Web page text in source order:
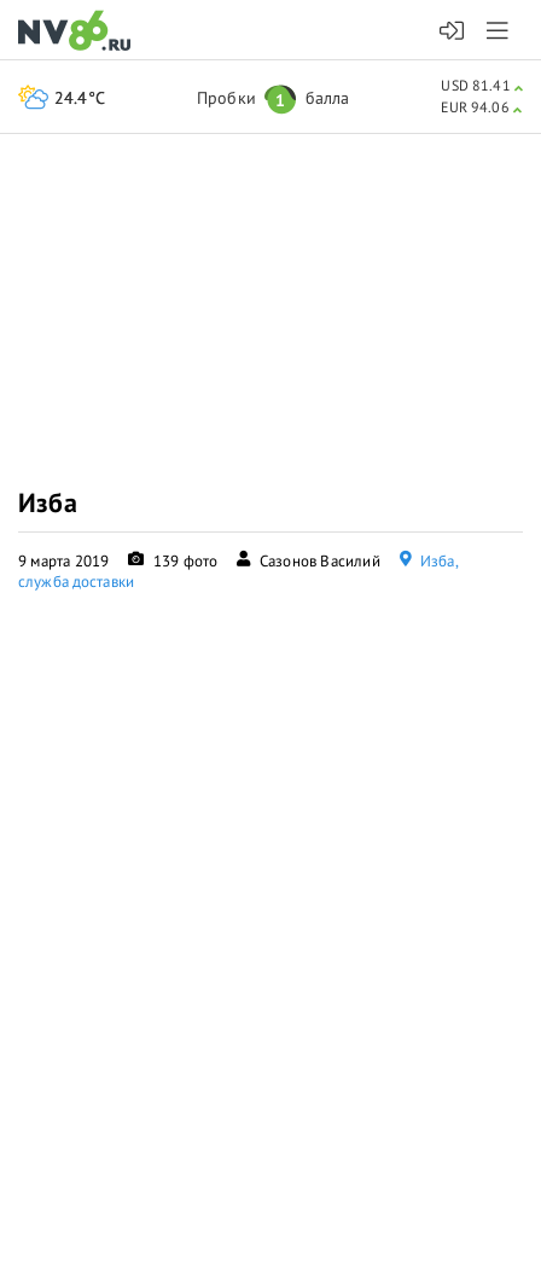
Изба
9 марта 2019 139 фото Сазонов Василий
Изба,
служба доставки
24.4°C Пробки 1 балла
USD 81.41
EUR 94.06